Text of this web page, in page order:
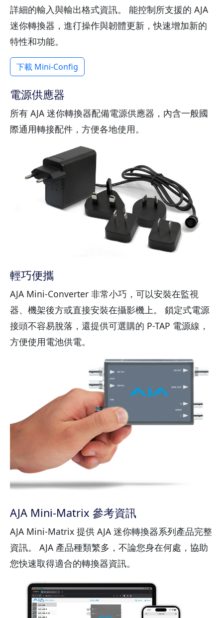
詳細的輸入與輸出格式資訊。 能控制所支援的 AJA
迷你轉換器，進㣔操作與韌體更新，快速增加新的
特性和功能。
下載 Mini-Config
電源供應器
所有 AJA 迷你轉換器配備電源供應器，內含一般國
際通用轉接配件，方便各地使用。
輕巧便攜
AJA Mini-Converter 非常小巧，可以安裝在監視
器、機架後方或直接安裝在攝影機上。 鎖定式電源
接頭不容易脫落，還提供可選購的 P-TAP 電源線，
方便使用電池供電。
AJA Mini-Matrix 參考資訊
AJA Mini-Matrix 提供 AJA 迷你轉換器系列產品完整
資訊。 AJA 產品種類繁多，不論您身在何處，協助
您快速取得適合的轉換器資訊。